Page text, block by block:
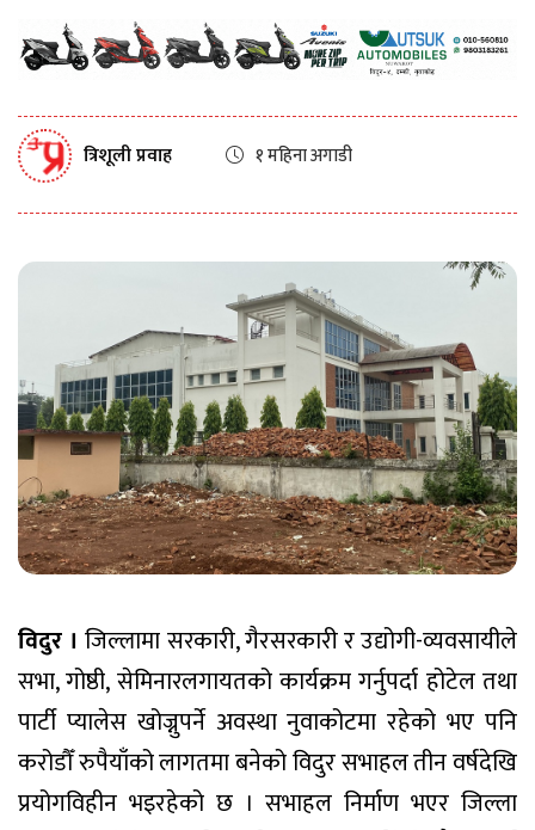
त्रिशूली प्रवाह १ महिना अगाडी
विदुर । जिल्लामा सरकारी, गैरसरकारी र उद्योगी-व्यवसायीले
सभा, गोष्ठी, सेमिनारलगायतको कार्यक्रम गर्नुपर्दा होटेल तथा
पार्टी प्यालेस खोज्नुपर्ने अवस्था नुवाकोटमा रहेको भए पनि
करोडौँ रुपैयाँको लागतमा बनेको विदुर सभाहल तीन वर्षदेखि
प्रयोगविहीन भइरहेको छ । सभाहल निर्माण भएर जिल्ला